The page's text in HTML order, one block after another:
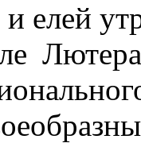
елей